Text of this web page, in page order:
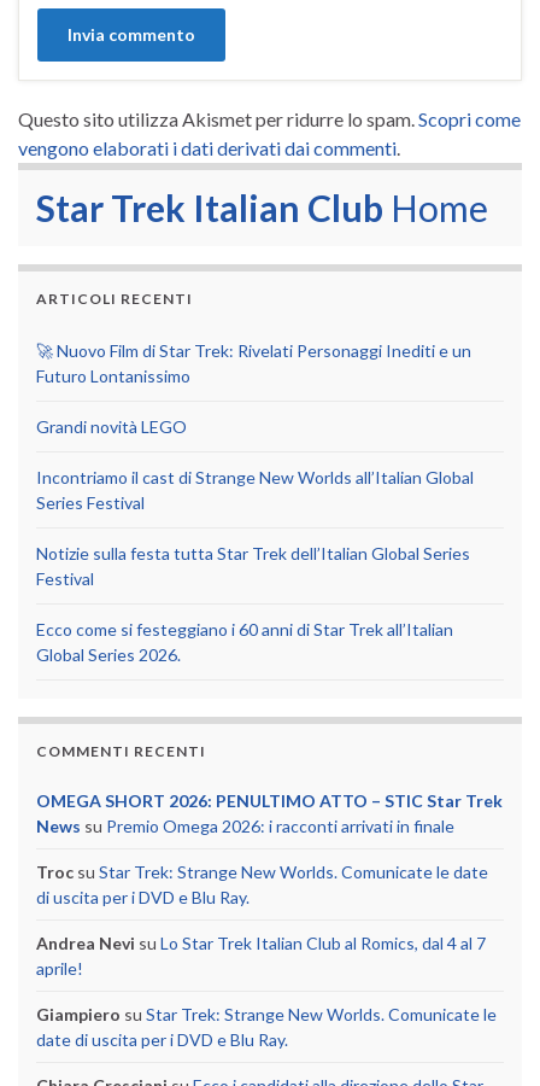
Questo sito utilizza Akismet per ridurre lo spam.Scopri come
vengono elaborati i dati derivati dai commenti.
Star Trek Italian Club Home
ARTICOLI RECENTI
🚀 Nuovo Film di Star Trek: Rivelati Personaggi Inediti e un
Futuro Lontanissimo
Grandi novità LEGO
Incontriamo il cast di Strange New Worlds all’Italian Global
Series Festival
Notizie sulla festa tutta Star Trek dell’Italian Global Series
Festival
Ecco come si festeggiano i 60 anni di Star Trek all’Italian
Global Series 2026.
COMMENTI RECENTI
OMEGA SHORT 2026: PENULTIMO ATTO – STIC Star Trek
News su Premio Omega 2026: i racconti arrivati in finale
Troc su Star Trek: Strange New Worlds. Comunicate le date
di uscita per i DVD e Blu Ray.
Andrea Nevi su Lo Star Trek Italian Club al Romics, dal 4 al 7
aprile!
Giampiero su Star Trek: Strange New Worlds. Comunicate le
date di uscita per i DVD e Blu Ray.